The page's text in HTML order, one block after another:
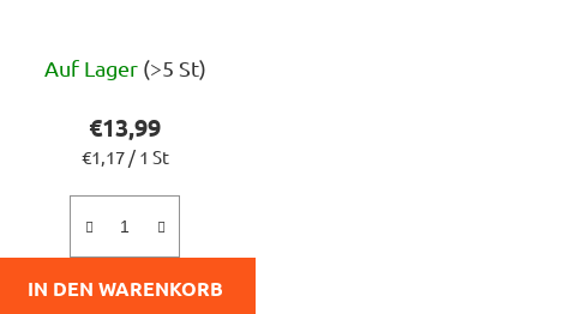
durchschnittliche
Produktbewertung
ist
4,5
von
5
Sternen.
Auf Lager (>5 St)
€13,99
Verkaufspreis:
€1,17 / 1 St
IN DEN WARENKORB